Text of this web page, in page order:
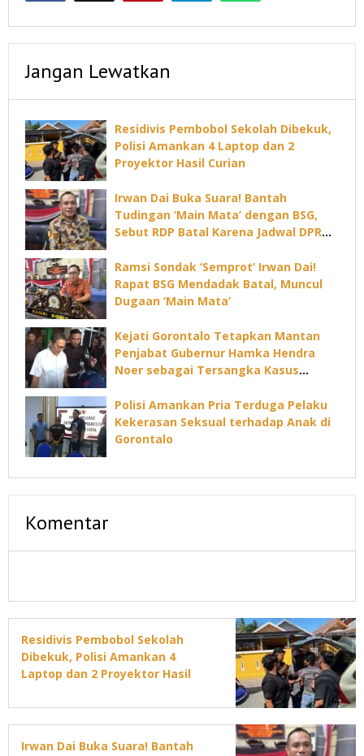
Jangan Lewatkan
Residivis Pembobol Sekolah Dibekuk,
Polisi Amankan 4 Laptop dan 2
Proyektor Hasil Curian
Irwan Dai Buka Suara! Bantah
Tudingan ‘Main Mata’ dengan BSG,
Sebut RDP Batal Karena Jadwal DPRD
Ramsi Sondak ‘Semprot’ Irwan Dai!
Rapat BSG Mendadak Batal, Muncul
Dugaan ‘Main Mata’
Kejati Gorontalo Tetapkan Mantan
Penjabat Gubernur Hamka Hendra
Noer sebagai Tersangka Kasus
Polisi Amankan Pria Terduga Pelaku
Kekerasan Seksual terhadap Anak di
Gorontalo
Komentar
Residivis Pembobol Sekolah
Dibekuk, Polisi Amankan 4
Laptop dan 2 Proyektor Hasil
Irwan Dai Buka Suara! Bantah